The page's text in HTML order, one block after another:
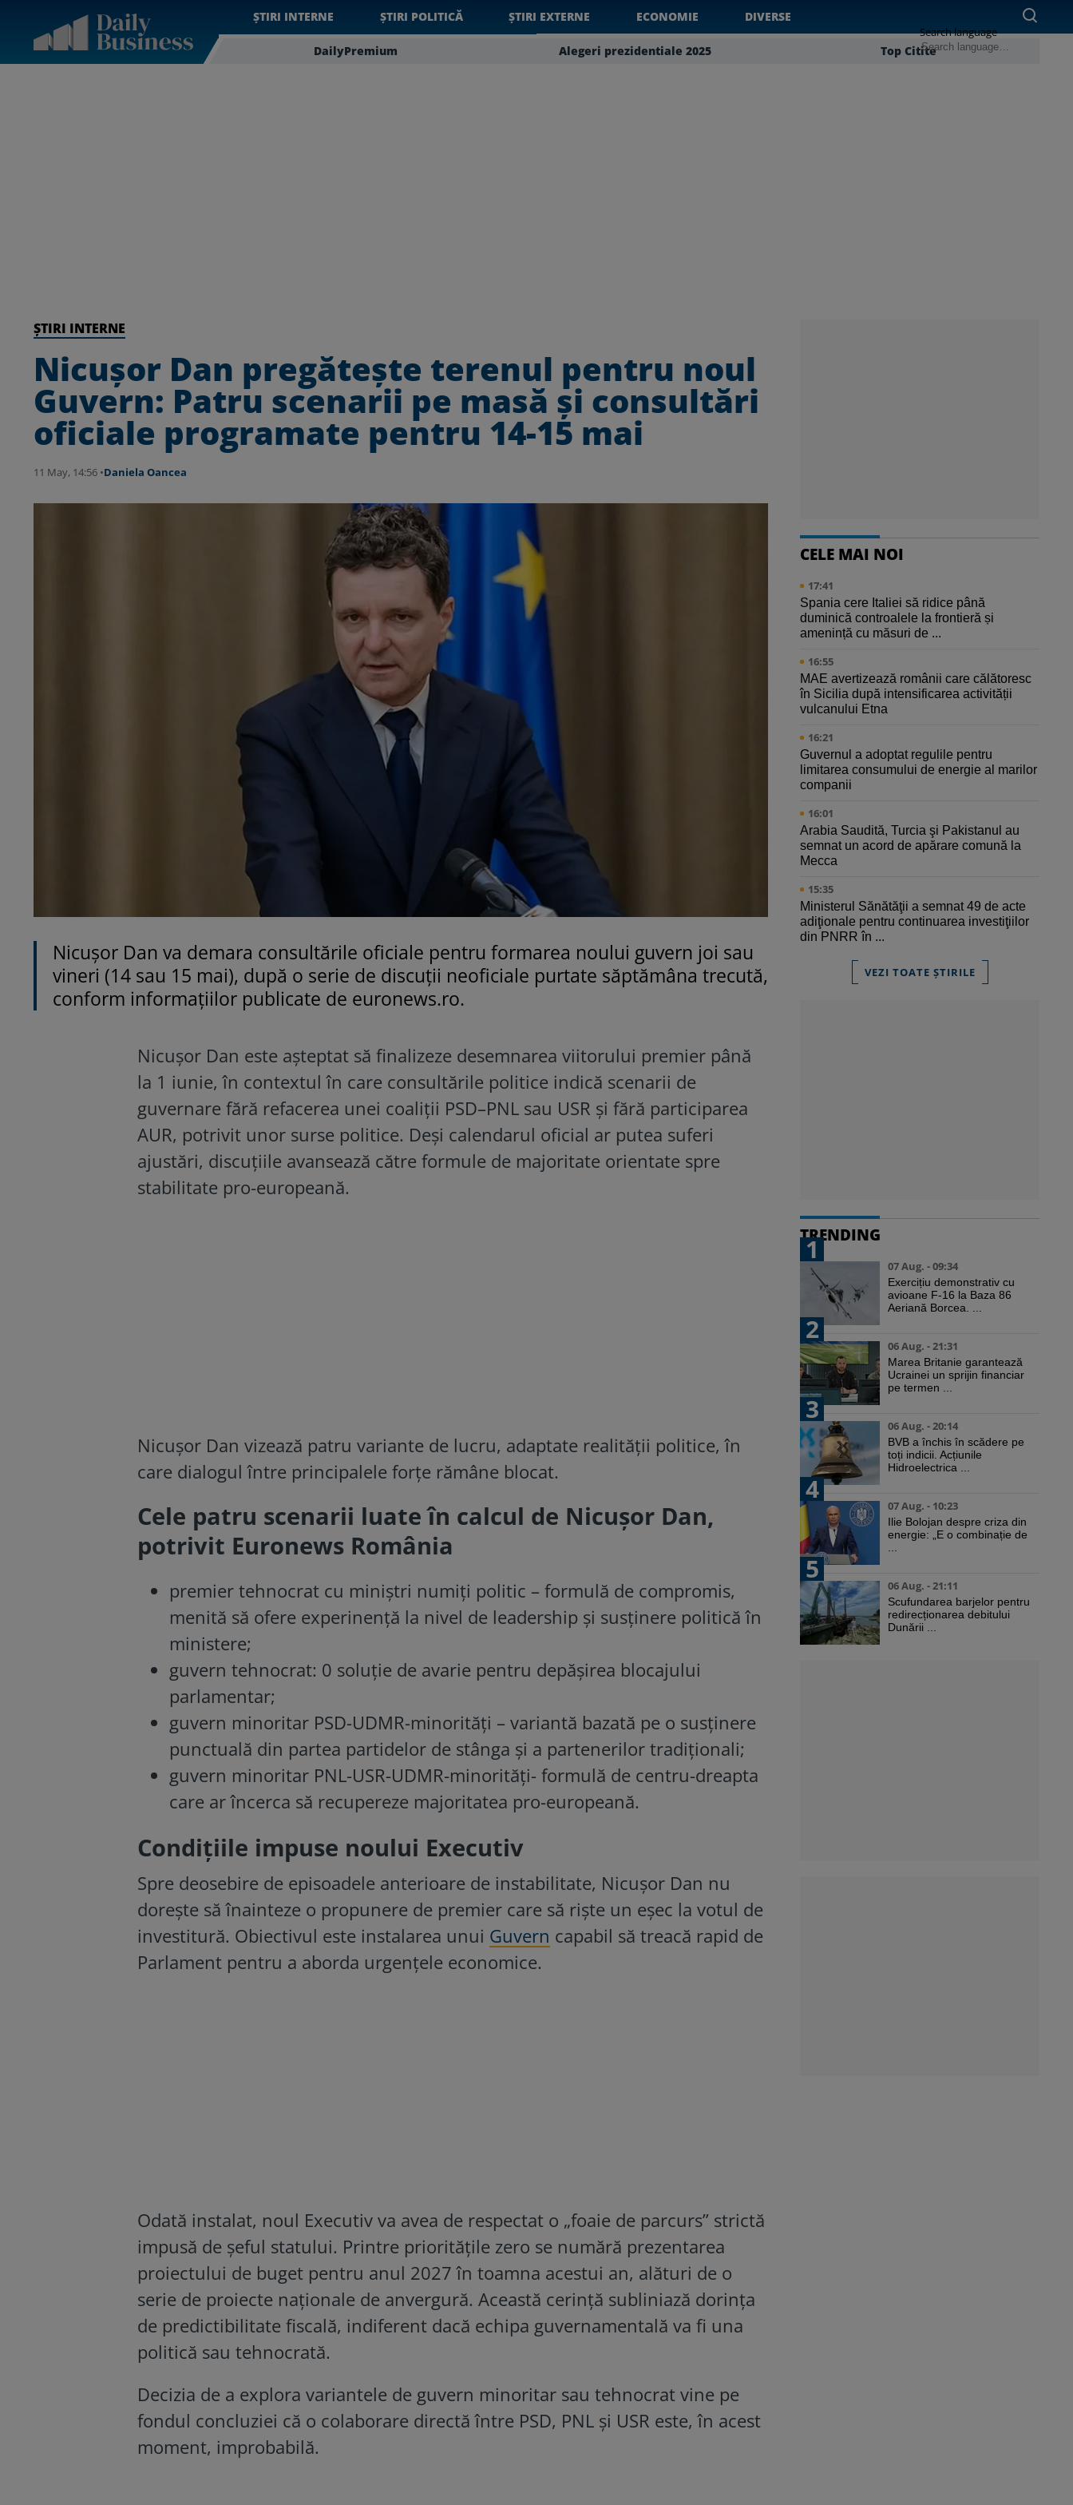
ȘTIRI INTERNE ȘTIRI POLITICĂ ȘTIRI EXTERNE ECONOMIE DIVERSE
DailyPremium Alegeri prezidentiale 2025 Top Citite
Search language
ȘTIRI INTERNE
Nicuşor Dan pregăteşte terenul pentru noul
Guvern: Patru scenarii pe masă şi consultări
oficiale programate pentru 14-15 mai
11 May, 14:56 •Daniela Oancea
Nicuşor Dan va demara consultările oficiale pentru formarea noului guvern joi sau
vineri (14 sau 15 mai), după o serie de discuţii neoficiale purtate săptămâna trecută,
conform informaţiilor publicate de euronews.ro.
Nicușor Dan este așteptat să finalizeze desemnarea viitorului premier până
la 1 iunie, în contextul în care consultările politice indică scenarii de
guvernare fără refacerea unei coaliții PSD–PNL sau USR și fără participarea
AUR, potrivit unor surse politice. Deși calendarul oficial ar putea suferi
ajustări, discuțiile avansează către formule de majoritate orientate spre
stabilitate pro-europeană.
Nicuşor Dan vizează patru variante de lucru, adaptate realităţii politice, în
care dialogul între principalele forţe rămâne blocat.
Cele patru scenarii luate în calcul de Nicușor Dan,
potrivit Euronews România
premier tehnocrat cu miniştri numiți politic – formulă de compromis,
menită să ofere experinență la nivel de leadership şi susţinere politică în
ministere;
guvern tehnocrat: 0 soluţie de avarie pentru depăşirea blocajului
parlamentar;
guvern minoritar PSD-UDMR-minorităţi – variantă bazată pe o susţinere
punctuală din partea partidelor de stânga şi a partenerilor tradiţionali;
guvern minoritar PNL-USR-UDMR-minorităţi- formulă de centru-dreapta
care ar încerca să recupereze majoritatea pro-europeană.
Condiţiile impuse noului Executiv
Spre deosebire de episoadele anterioare de instabilitate, Nicuşor Dan nu
doreşte să înainteze o propunere de premier care să rişte un eşec la votul de
investitură. Obiectivul este instalarea unui Guvern capabil să treacă rapid de
Parlament pentru a aborda urgenţele economice.
Odată instalat, noul Executiv va avea de respectat o „foaie de parcurs” strictă
impusă de şeful statului. Printre priorităţile zero se numără prezentarea
proiectului de buget pentru anul 2027 în toamna acestui an, alături de o
serie de proiecte naţionale de anvergură. Această cerinţă subliniază dorinţa
de predictibilitate fiscală, indiferent dacă echipa guvernamentală va fi una
politică sau tehnocrată.
Decizia de a explora variantele de guvern minoritar sau tehnocrat vine pe
fondul concluziei că o colaborare directă între PSD, PNL şi USR este, în acest
moment, improbabilă.
CELE MAI NOI
17:41
Spania cere Italiei să ridice până
duminică controalele la frontieră și
amenință cu măsuri de ...
16:55
MAE avertizează românii care călătoresc
în Sicilia după intensificarea activității
vulcanului Etna
16:21
Guvernul a adoptat regulile pentru
limitarea consumului de energie al marilor
companii
16:01
Arabia Saudită, Turcia şi Pakistanul au
semnat un acord de apărare comună la
Mecca
15:35
Ministerul Sănătăţii a semnat 49 de acte
adiţionale pentru continuarea investiţiilor
din PNRR în ...
VEZI TOATE ȘTIRILE
TRENDING
1
07 Aug. - 09:34
Exercițiu demonstrativ cu
avioane F-16 la Baza 86
Aeriană Borcea. ...
2
06 Aug. - 21:31
Marea Britanie garantează
Ucrainei un sprijin financiar
pe termen ...
3
06 Aug. - 20:14
BVB a închis în scădere pe
toți indicii. Acțiunile
Hidroelectrica ...
4
07 Aug. - 10:23
Ilie Bolojan despre criza din
energie: „E o combinație de
5
06 Aug. - 21:11
Scufundarea barjelor pentru
redirecționarea debitului
Dunării ...